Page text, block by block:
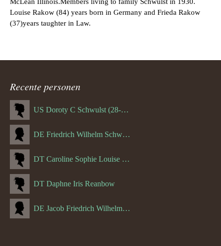
Louise Rakow (84) years born in Germany and Frieda Rakow
Recente personen
US Doroty C Schwulst (28-12-1919)
DE Friedrich Wilhelm Schwulst
DT Caroline Sophie Louise Schreuder born Schwulst (13-05-1866)
DT Daphne Iris Reanbow
DE Jacob Friedrich Wilhelm Hurth